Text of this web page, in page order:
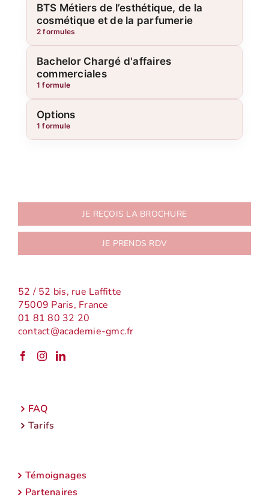
BTS Métiers de l’esthétique, de la
cosmétique et de la parfumerie
2 formules
Bachelor Chargé d'affaires
commerciales
1 formule
Options
1 formule
JE REÇOIS LA BROCHURE
JE PRENDS RDV
52 / 52 bis, rue Laffitte
75009 Paris, France
01 81 80 32 20
contact@academie-gmc.fr
FAQ
Tarifs
Témoignages
Partenaires